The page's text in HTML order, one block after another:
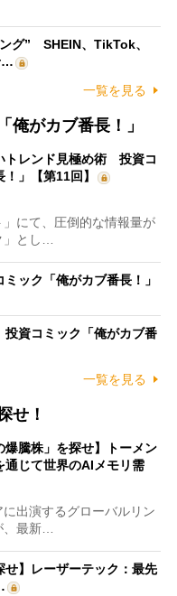
グ” SHEIN、TikTok、
…
一覧を見る
俺がカブ番長！」
トレンド見極め術 投資コ
」【第11回】
にて、圧倒的な情報量が
」とし…
ック「俺がカブ番長！」
資コミック「俺がカブ番
一覧を見る
せ！
爆騰株」を探せ】トーメン
通じて世界のAIメモリ需
出演するグローバルリン
、最新…
せ】レーザーテック：最先